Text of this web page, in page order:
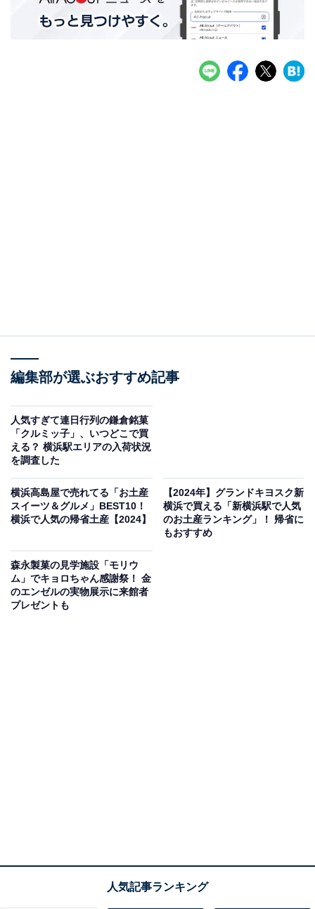
編集部が選ぶおすすめ記事
人気すぎて連日行列の鎌倉銘菓
「クルミッ子」、いつどこで買
える？ 横浜駅エリアの入荷状況
を調査した
横浜高島屋で売れてる「お土産
スイーツ＆グルメ」BEST10！
横浜で人気の帰省土産【2024】
【2024年】グランドキヨスク新
横浜で買える「新横浜駅で人気
のお土産ランキング」！ 帰省に
もおすすめ
森永製菓の見学施設「モリウ
ム」でキョロちゃん感謝祭！ 金
のエンゼルの実物展示に来館者
プレゼントも